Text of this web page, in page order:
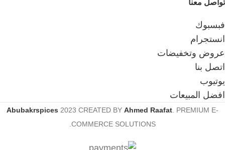
تواصل معنا
فبسبوك
انستجرام
عروض وتخفيضات
اتصل بنا
يوتيوب
افضل المبيعات
Abubakrspices 2023 CREATED BY Ahmed Raafat . PREMIUM E-
COMMERCE SOLUTIONS.